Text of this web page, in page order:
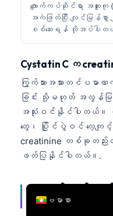
ကျောက်ကပ်ဆိုင်ရာ အထူး
အကဲဖြတ်ပြီး လျင်မြန်စွာ
စစ်ဆေးရန် လိုအပ်ပါတ
Cystatin C က
ကြွက်သားအသားတင်ပ
ခြင်း သို့မဟုတ် အလွန်မြင့်
အသုံးဝင်နိုင်ပါတယ်။ လ
တွေ၊ ပြိုင်ပွဲဝင် လေ့ကျ
creatinine တစ်ခုတည်
ဖတ်ပြနိုင်ပါတယ်။.
အသည်း အတိုကောက်မျ
GGT, bilirubin
ဗမာစာ
English
Deutsch
العربية
Français
עִבְרִית
Italiano
Español
Português
Ελληνικά
Türkçe